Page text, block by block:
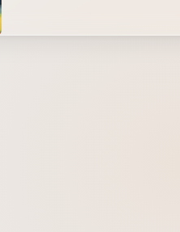
た、今読んでほしい選りすぐりの日